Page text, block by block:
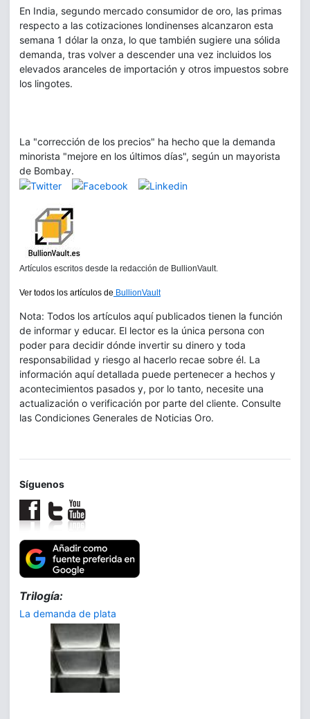
En India, segundo mercado consumidor de oro, las primas
respecto a las cotizaciones londinenses alcanzaron esta
semana 1 dólar la onza, lo que también sugiere una sólida
demanda, tras volver a descender una vez incluidos los
elevados aranceles de importación y otros impuestos sobre
los lingotes.
La "corrección de los precios" ha hecho que la demanda
minorista "mejore en los últimos días", según un mayorista
de Bombay.
Artículos escritos desde la redacción de BullionVault.
Ver todos los artículos de BullionVault
Nota: Todos los artículos aquí publicados tienen la función
de informar y educar. El lector es la única persona con
poder para decidir dónde invertir su dinero y toda
responsabilidad y riesgo al hacerlo recae sobre él. La
información aquí detallada puede pertenecer a hechos y
acontecimientos pasados y, por lo tanto, necesite una
actualización o verificación por parte del cliente. Consulte
las Condiciones Generales de Noticias Oro.
Síguenos
Trilogía:
La demanda de plata